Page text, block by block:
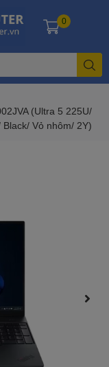
0
(Ultra 5 225U/
Vỏ nhôm/ 2Y)